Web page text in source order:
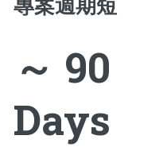
～ 90
Days